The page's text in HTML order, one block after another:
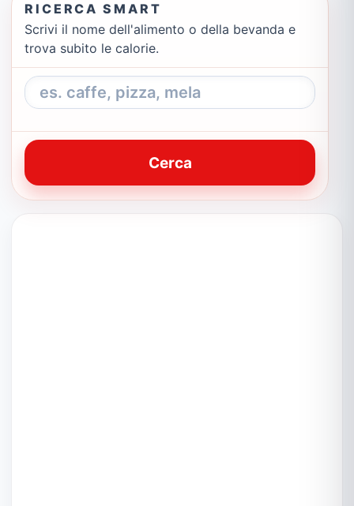
RICERCA SMART
Scrivi il nome dell'alimento o della bevanda e
trova subito le calorie.
Cerca